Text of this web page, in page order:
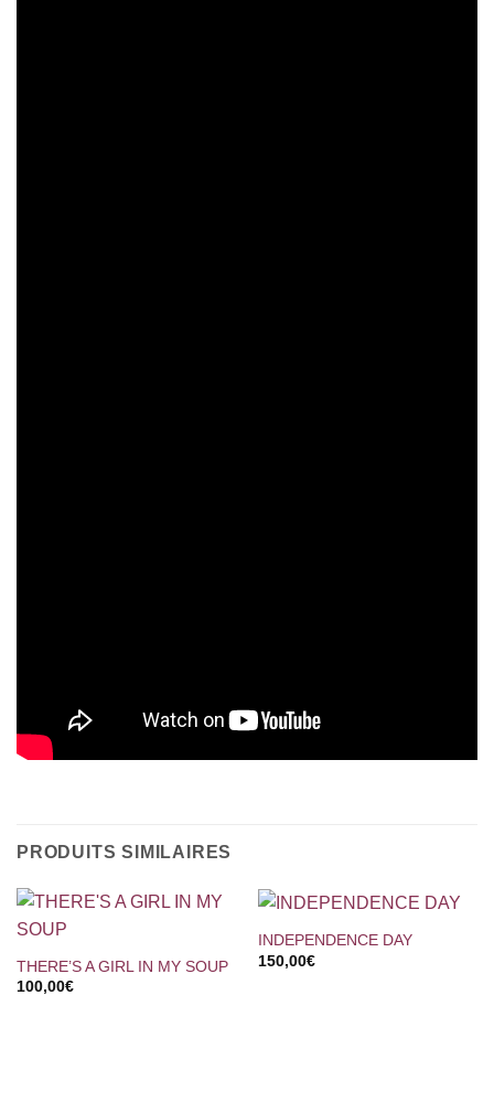
PRODUITS SIMILAIRES
THERE’S A GIRL IN MY SOUP
100,00€
INDEPENDENCE DAY
150,00€